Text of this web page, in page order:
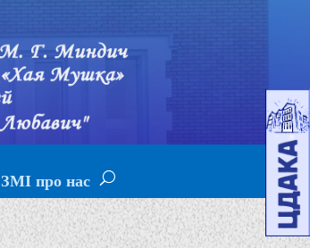
ЗМІ про нас
Подписывайтесь!